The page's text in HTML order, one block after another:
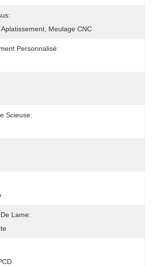
Meulage CNC
Personnalisé:
Scieuse:
Lame: